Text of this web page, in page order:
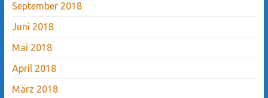
September 2018
Juni 2018
Mai 2018
April 2018
März 2018